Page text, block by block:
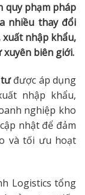
quy phạm pháp
nhiều thay đổi
nhập khẩu,
biên giới.
tưđược áp dụng
nhập khẩu,
nghiệp kho
nhật để đảm
và tối ưu hoạt
Logistics tổng